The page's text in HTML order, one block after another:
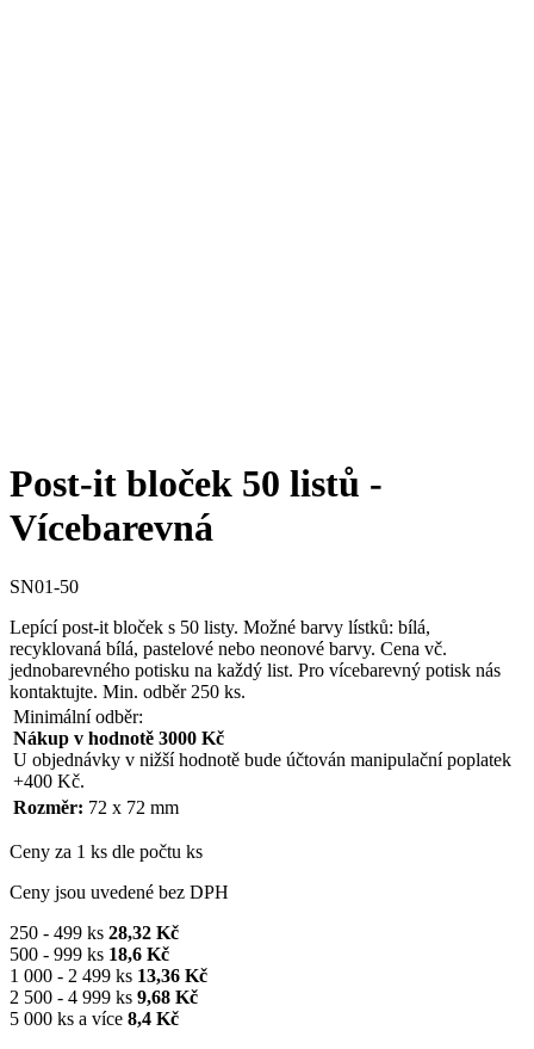
Post-it bloček 50 listů -
Vícebarevná
SN01-50
Lepící post-it bloček s 50 listy. Možné barvy lístků: bílá,
recyklovaná bílá, pastelové nebo neonové barvy. Cena vč.
jednobarevného potisku na každý list. Pro vícebarevný potisk nás
kontaktujte. Min. odběr 250 ks.
Minimální odběr:
Nákup v hodnotě 3000 Kč
U objednávky v nižší hodnotě bude účtován manipulační poplatek
+400 Kč.
Rozměr: 72 x 72 mm
Ceny za 1 ks dle počtu ks
Ceny jsou uvedené bez DPH
250 - 499 ks 28,32 Kč
500 - 999 ks 18,6 Kč
1 000 - 2 499 ks 13,36 Kč
2 500 - 4 999 ks 9,68 Kč
5 000 ks a více 8,4 Kč